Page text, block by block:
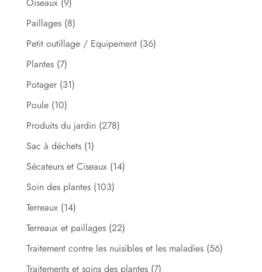
Paillages (8)
Petit outillage / Equipement (36)
Plantes (7)
Potager (31)
Poule (10)
Produits du jardin (278)
Sac à déchets (1)
Sécateurs et Ciseaux (14)
Soin des plantes (103)
Terreaux (14)
Terreaux et paillages (22)
Traitement contre les nuisibles et les maladies (56)
Traitements et soins des plantes (7)